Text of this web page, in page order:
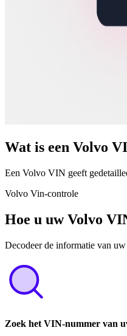
Wat is een Volvo
Een Volvo VIN geeft
Volvo Vin-controle
Hoe u uw Volvo
Decodeer de informatie van
Zoek het VIN-nummer van